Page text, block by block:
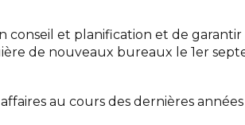
+352 26 87 03 55
conseil et planification et de
de nouveaux bureaux le 1er
au cours des dernières